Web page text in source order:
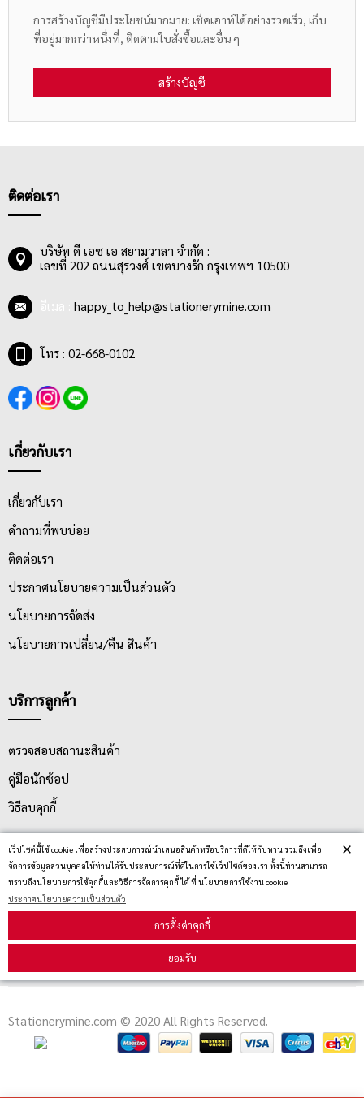
เว็ปไซต์นี้ใช้ cookie เพื่อสร้างประสบการณ์นำเสนอสินค้าหรือบริการที่ดีให้กับท่าน รวมถึงเพื่อ
จัดการข้อมูลส่วนบุคคลให้ท่านได้รับประสบการณ์ที่ดีในการใช้เว็ปไซต์ของเรา ทั้งนี้ท่านสามารถ
ทราบถึงนโยบายการใช้คุกกี้และวิธีการจัดการคุกกี้ ได้ ที่ นโยบายการใช้งาน cookie
ประกาศนโยบายความเป็นส่วนตัว
การตั้งค่าคุกกี้
ยอมรับ
×
การสร้างบัญชีมีประโยชน์มากมาย: เช็คเอาท์ได้อย่างรวดเร็ว, เก็บ
ที่อยู่มากกว่าหนึ่งที่, ติดตามใบสั่งซื้อและอื่น ๆ
สร้างบัญชี
ติดต่อเรา
บริษัท ดี เอช เอ สยามวาลา จำกัด :
เลขที่ 202 ถนนสุรวงศ์ เขตบางรัก กรุงเทพฯ 10500
happy_to_help@stationerymine.com
โทร : 02-668-0102
เกี่ยวกับเรา
เกี่ยวกับเรา
คำถามที่พบบ่อย
ติดต่อเรา
ประกาศนโยบายความเป็นส่วนตัว
นโยบายการจัดส่ง
นโยบายการเปลี่ยน/คืน สินค้า
บริการลูกค้า
ตรวจสอบสถานะสินค้า
คู่มือนักช้อป
วิธีลบคุกกี้
สมัครรับข่าวสาร
รับข่าวสาร
Stationerymine.com © 2020 All Rights Reserved.